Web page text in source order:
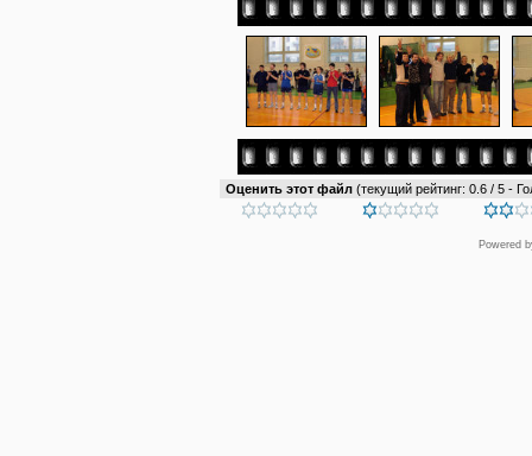
Оценить этот файл (текущий рейтинг: 0.6 / 5 -
Powered